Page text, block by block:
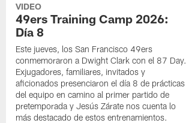
VIDEO
49ers Training Camp 2026:
Día 8
Este jueves, los San Francisco 49ers
conmemoraron a Dwight Clark con el 87 Day.
Exjugadores, familiares, invitados y
aficionados presenciaron el día 8 de prácticas
del equipo en camino al primer partido de
pretemporada y Jesús Zárate nos cuenta lo
más destacado de estos entrenamientos.